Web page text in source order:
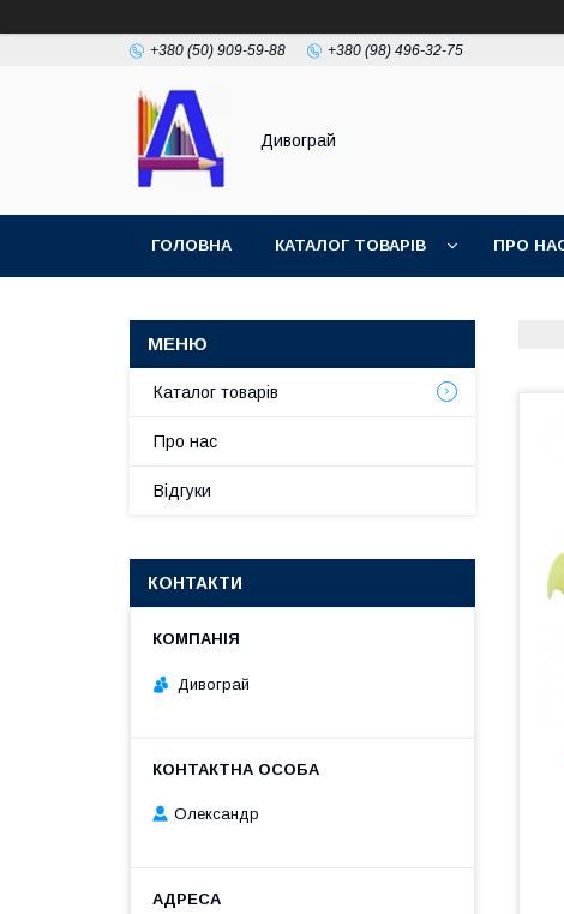
+380 (50) 909-59-88 +380 (98) 496-32-75
Дивограй
ГОЛОВНА КАТАЛОГ ТОВАРІВ ПРО
Каталог товарів
Про нас
Відгуки
КОНТАКТИ
Дивограй
Олександр